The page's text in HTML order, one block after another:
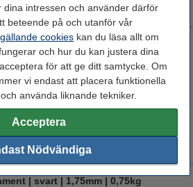
intressen och använder därför
beteende på och utanför vår
cookies kan du läsa allt om
och hur du kan justera dina
för att ge ditt samtycke. Om
vi endast att placera funktionella
använda liknande tekniker.
Acceptera
Nödvändiga
filament | Svart | 1,75mm | 0,75kg
± 125 gram 0,75 kg 1,75 mm
specifikationerna och beskrivningen
För tillfället slut
| svart | 1,75mm | 0,75kg